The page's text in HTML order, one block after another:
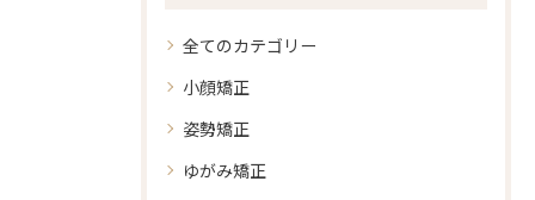
全てのカテゴリー
小顔矯正
姿勢矯正
ゆがみ矯正